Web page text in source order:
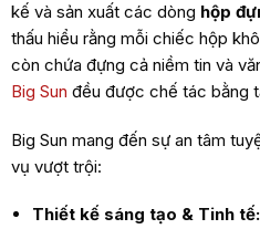
kế và sản xuất các dòng hộp
thấu hiểu rằng mỗi chiếc hộp
còn chứa đựng cả niềm tin và
Big Sun đều được chế tác bằng
Big Sun mang đến sự an tâm
vụ vượt trội:
Thiết kế sáng tạo & Tinh tế: